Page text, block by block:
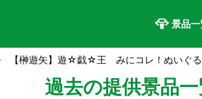
景品
【榊遊矢】遊☆戯☆王 みにコレ！ぬいぐ
過去の提供景品